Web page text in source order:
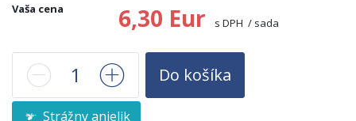
Vaša cena
6,30 Eur s DPH / sada
Do košíka
Strážny anjelik